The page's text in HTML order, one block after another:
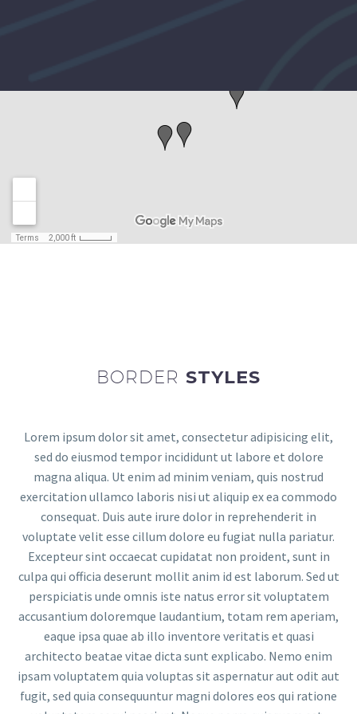
BORDER STYLES
Lorem ipsum dolor sit amet, consectetur adipisicing elit,
sed do eiusmod tempor incididunt ut labore et dolore
magna aliqua. Ut enim ad minim veniam, quis nostrud
exercitation ullamco laboris nisi ut aliquip ex ea commodo
consequat. Duis aute irure dolor in reprehenderit in
voluptate velit esse cillum dolore eu fugiat nulla pariatur.
Excepteur sint occaecat cupidatat non proident, sunt in
culpa qui officia deserunt mollit anim id est laborum. Sed ut
perspiciatis unde omnis iste natus error sit voluptatem
accusantium doloremque laudantium, totam rem aperiam,
eaque ipsa quae ab illo inventore veritatis et quasi
architecto beatae vitae dicta sunt explicabo. Nemo enim
ipsam voluptatem quia voluptas sit aspernatur aut odit aut
fugit, sed quia consequuntur magni dolores eos qui ratione